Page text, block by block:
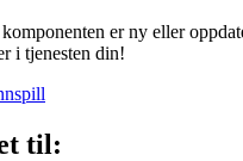
er ny eller
i tjenesten din!
til: